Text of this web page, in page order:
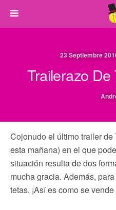
23 Septiembre
Trailerazo
Cojonudo el último trailer
esta mañana) en el que
situación resulta de dos
mucha gracia. Además,
tetas. ¡Así es como se